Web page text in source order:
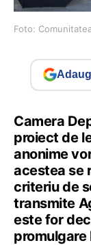
Foto:
Camera
proiect de
anonime
acestea se
criteriu de
transmite
este for
promulgare